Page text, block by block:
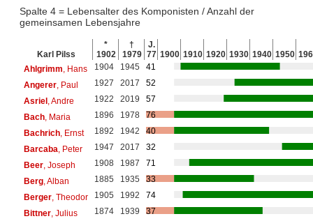
Spalte 4 = Lebensalter des Komponisten / Anzahl der
gemeinsamen Lebensjahre
Karl Pilss
*
1902
†
1979
J.
77 1900 1910 1920 1930 1940 1950
Ahlgrimm , Hans 1904 1945
41
Angerer, Paul 1927 2017
52
Asriel, Andre 1922 2019
57
Bach, Maria 1896 1978
76
Bachrich, Ernst 1892 1942
40
Barcaba , Peter 1947 2017
32
Beer, Joseph 1908 1987
71
Berg, Alban 1885 1935
33
Berger, Theodor 1905 1992
74
Bittner, Julius 1874 1939
37